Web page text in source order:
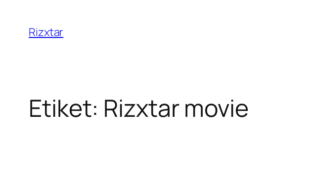
Rizxtar
Etiket: Rizxtar movie